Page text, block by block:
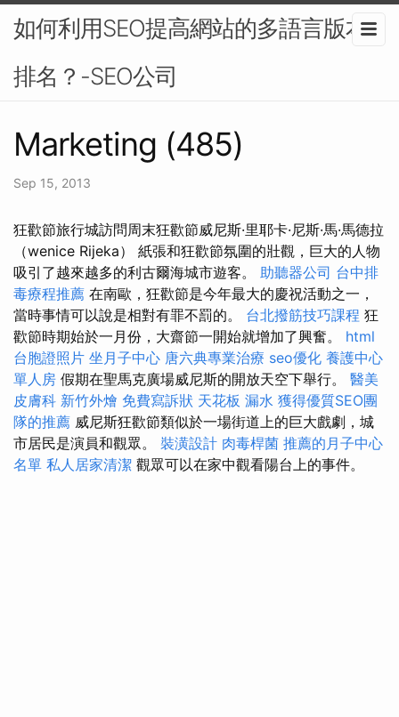
如何利用SEO提高網站的多語言版本
排名？-SEO公司
Marketing (485)
Sep 15, 2013
狂歡節旅行城訪問周末狂歡節威尼斯·里耶卡·尼斯·馬·馬德拉
（wenice Rijeka） 紙張和狂歡節氛圍的壯觀，巨大的人物
吸引了越來越多的利古爾海城市遊客。 助聽器公司 台中排
毒療程推薦 在南歐，狂歡節是今年最大的慶祝活動之一，
當時事情可以說是相對有罪不罰的。 台北撥筋技巧課程 狂
歡節時期始於一月份，大齋節一開始就增加了興奮。 html
台胞證照片 坐月子中心 唐六典專業治療 seo優化 養護中心
單人房 假期在聖馬克廣場威尼斯的開放天空下舉行。 醫美
皮膚科 新竹外燴 免費寫訴狀 天花板 漏水 獲得優質SEO團
隊的推薦 威尼斯狂歡節類似於一場街道上的巨大戲劇，城
市居民是演員和觀眾。 裝潢設計 肉毒桿菌 推薦的月子中心
名單 私人居家清潔 觀眾可以在家中觀看陽台上的事件。